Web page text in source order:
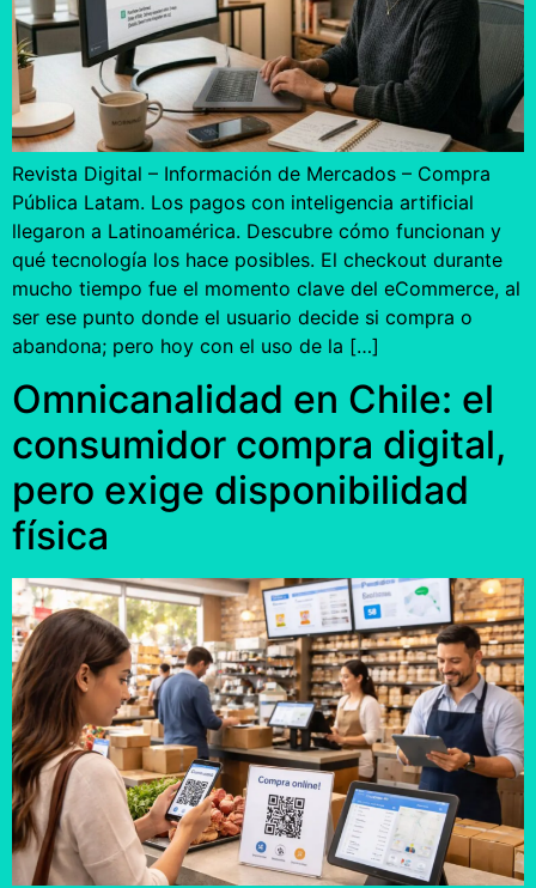
Revista Digital – Información de Mercados – Compra
Pública Latam. Los pagos con inteligencia artificial
llegaron a Latinoamérica. Descubre cómo funcionan y
qué tecnología los hace posibles. El checkout durante
mucho tiempo fue el momento clave del eCommerce, al
ser ese punto donde el usuario decide si compra o
abandona; pero hoy con el uso de la […]
Omnicanalidad en Chile: el
consumidor compra digital,
pero exige disponibilidad
física